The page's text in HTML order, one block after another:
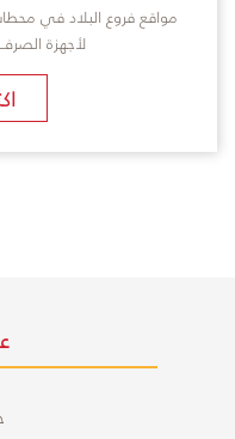
مواقع فروع البلاد في
لأجهزة